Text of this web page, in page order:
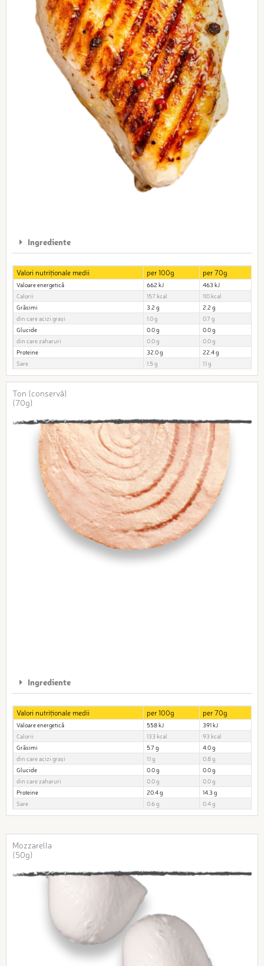
Ingrediente
Valori nutriționale medii per 100g per 70g
Valoare energetică 662 kJ
463 kJ
Calorii
157 kcal
110 kcal
Grăsimi
3.2 g
2.2 g
din care acizi grași
1.0 g
0.7 g
Glucide
0.0 g
0.0 g
din care zaharuri
0.0 g
0.0 g
Proteine
32.0 g
22.4 g
Sare
1.5 g 1.1 g
Ton (conservă)
(70g)
Ingrediente
Valori nutriționale medii per 100g per 70g
Valoare energetică 558 kJ
391 kJ
Calorii
133 kcal
93 kcal
Grăsimi
5.7 g
4.0 g
din care acizi grași
1.1 g
0.8 g
Glucide
0.0 g
0.0 g
din care zaharuri
0.0 g
0.0 g
Proteine
20.4 g
14.3 g
Sare
0.6 g 0.4 g
Mozzarella
(50g)